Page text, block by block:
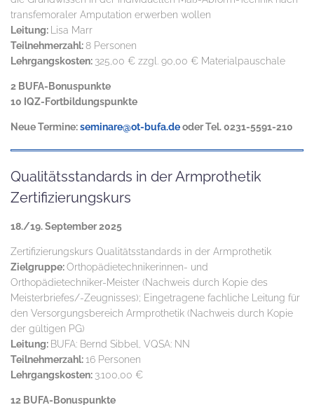
transfemoraler Amputation erwerben wollen
Leitung: Lisa Marr
Teilnehmerzahl:8 Personen
Lehrgangskosten: 325,00 € zzgl. 90,00 € Materialpauschale
2 BUFA-Bonuspunkte
10 IQZ-Fortbildungspunkte
Neue Termine:seminare@ot-bufa.deoder Tel. 0231-5591-210
Qualitätsstandards in der Armprothetik
Zertifizierungskurs
18./19. September 2025
Zertifizierungskurs Qualitätsstandards in der Armprothetik
Zielgruppe:Orthopädietechnikerinnen- und
Orthopädietechniker-Meister (Nachweis durch Kopie des
Meisterbriefes/-Zeugnisses); Eingetragene fachliche Leitung für
den Versorgungsbereich Armprothetik (Nachweis durch Kopie
der gültigen PG)
Leitung: BUFA: Bernd Sibbel, VQSA: NN
Teilnehmerzahl:16 Personen
Lehrgangskosten: 3.100,00 €
12 BUFA-Bonuspunkte